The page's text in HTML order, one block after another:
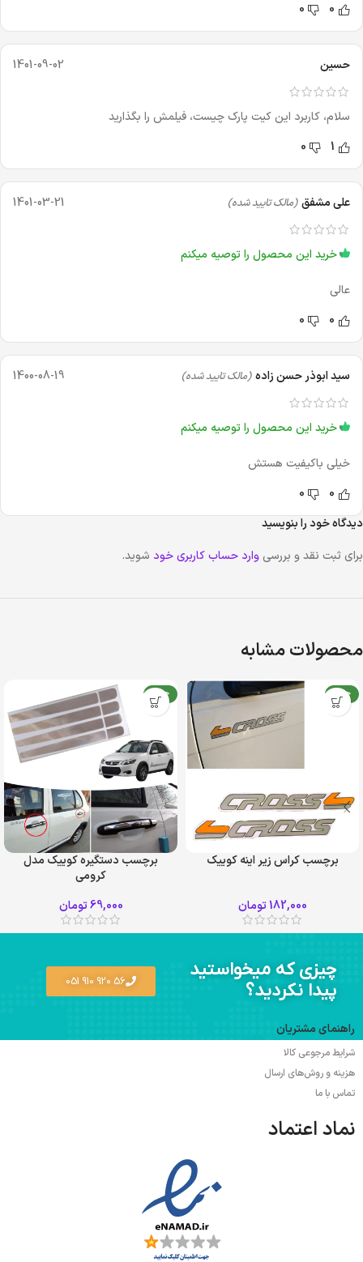
0
0
حسین 1401-09-02
سلام، کاربرد این کیت پارک چیست، فیلمش را بگذارید
1
0
علی مشفق (مالک تایید شده) 1401-03-21
خرید این محصول را توصیه میکنم
عالی
0
0
سید ابوذر حسن زاده (مالک تایید شده) 1400-08-19
خرید این محصول را توصیه میکنم
خیلی باکیفیت هستش
0
0
دیدگاه خود را بنویسید
برای ثبت نقد و بررسی وارد حساب کاربری خود شوید.
محصولات مشابه
جدید
برچسب کراس زیر اینه کوییک
182,000تومان
جدید
برچسب دستگیره کوییک مدل
کرومی
69,000تومان
چیزی که میخواستید
پیدا نکردید؟
56 920 910 051
راهنمای مشتریان
شرایط مرجوعی کالا
هزینه و روش‌های ارسال
تماس با ما
نماد اعتماد